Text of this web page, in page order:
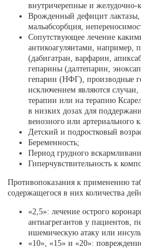
внутричерепные и
Врожденный дефицит лактазы,
мальабсорбция,
Сопутствующее лечение
антикоагулянтами, например,
(дабигатран, варфарин,
гепарины (далтепарин,
гепарин (НФГ), производные
исключением являются случаи,
терапии или на терапию
в низких дозах для
венозного или артериального
Детский и подростковый
Беременность;
Период грудного
Гиперчувствительность к
Противопоказания к применению
содержащегося в них количества
«2,5»: лечение острого
антиагрегантов у пациентов,
ишемическую атаку или
«10», «15» и «20»: